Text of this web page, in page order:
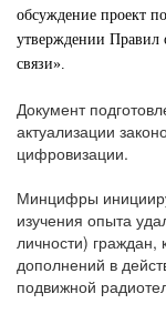
обсуждение проект
утверждении Правил
связи».
Документ
актуализации
цифровизации.
Минцифры
изучения опыта
личности)
дополнений в
подвижной